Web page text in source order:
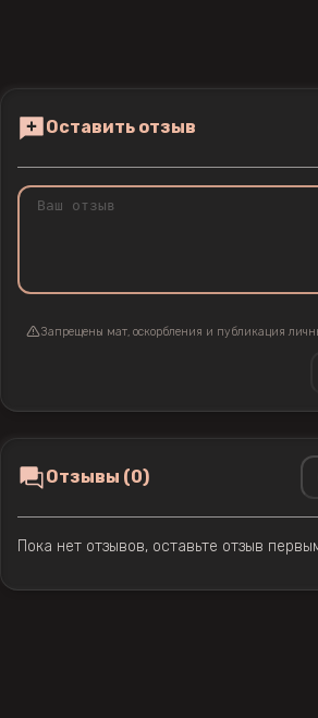
Оставить отзыв
Запрещены мат, оскорбления и публикация
Отзывы (0)
Пока нет отзывов, оставьте отзыв